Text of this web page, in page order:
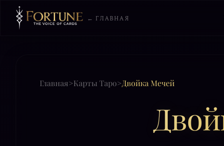
← ГЛАВНАЯ
Главная>Карты Таро>Двойка Мечей